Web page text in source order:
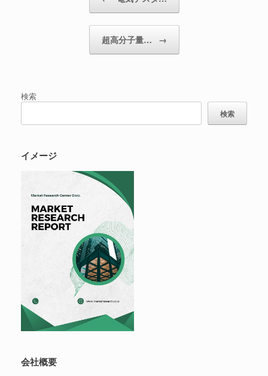
超高分子量… →
検索
検索
イメージ
会社概要